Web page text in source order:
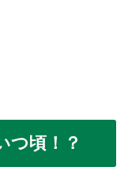
つ頃！？